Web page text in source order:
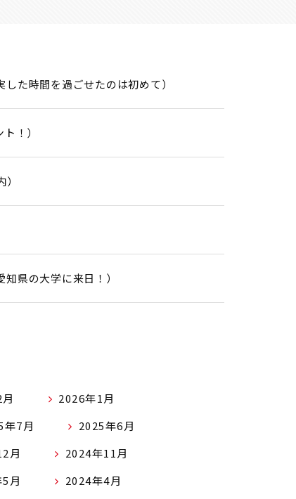
た時間を過ごせたのは初めて）
！）
県の大学に来日！）
2026年1月
年7月
2025年6月
月
2024年11月
月
2024年4月